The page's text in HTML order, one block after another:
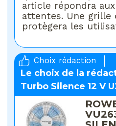
article répondra
attentes. Une
protègera les
Choix rédaction
Le choix de la
Turbo Silence 12 V